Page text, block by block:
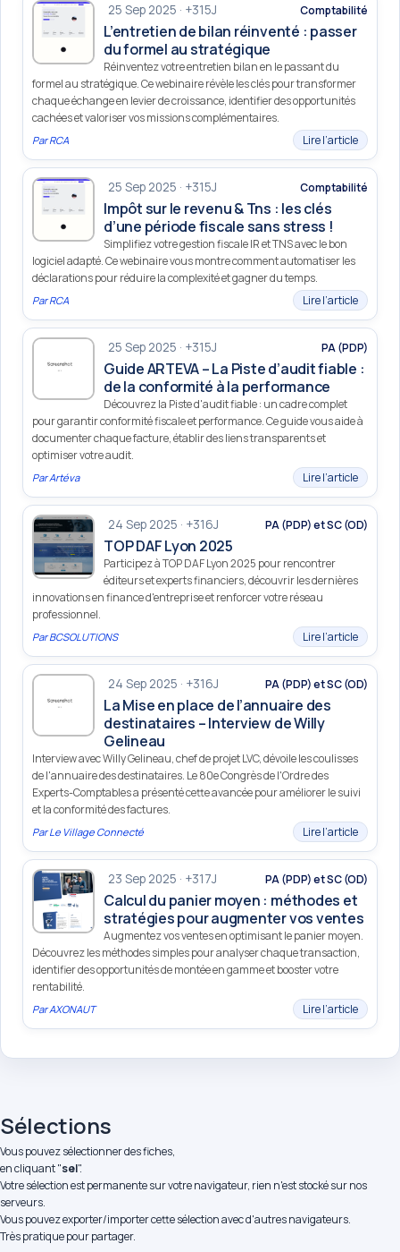
25 Sep 2025 · +315J Comptabilité
L’entretien de bilan réinventé : passer
du formel au stratégique
Réinventez votre entretien bilan en le passant du
formel au stratégique. Ce webinaire révèle les clés pour transformer
chaque échange en levier de croissance, identifier des opportunités
cachées et valoriser vos missions complémentaires.
ParRCA Lire l’article
25 Sep 2025 · +315J Comptabilité
Impôt sur le revenu & Tns : les clés
d’une période fiscale sans stress !
Simplifiez votre gestion fiscale IR et TNS avec le bon
logiciel adapté. Ce webinaire vous montre comment automatiser les
déclarations pour réduire la complexité et gagner du temps.
ParRCA Lire l’article
25 Sep 2025 · +315J PA (PDP)
Guide ARTEVA – La Piste d’audit fiable :
de la conformité à la performance
Découvrez la Piste d'audit fiable : un cadre complet
pour garantir conformité fiscale et performance. Ce guide vous aide à
documenter chaque facture, établir des liens transparents et
optimiser votre audit.
ParArtéva Lire l’article
24 Sep 2025 · +316J PA (PDP) et SC (OD)
TOP DAF Lyon 2025
Participez à TOP DAF Lyon 2025 pour rencontrer
éditeurs et experts financiers, découvrir les dernières
innovations en finance d'entreprise et renforcer votre réseau
professionnel.
ParBCSOLUTIONS Lire l’article
24 Sep 2025 · +316J PA (PDP) et SC (OD)
La Mise en place de l’annuaire des
destinataires – Interview de Willy
Gelineau
Interview avec Willy Gelineau, chef de projet LVC, dévoile les coulisses
de l'annuaire des destinataires. Le 80e Congrès de l'Ordre des
Experts-Comptables a présenté cette avancée pour améliorer le suivi
et la conformité des factures.
ParLe Village Connecté Lire l’article
23 Sep 2025 · +317J PA (PDP) et SC (OD)
Calcul du panier moyen : méthodes et
stratégies pour augmenter vos ventes
Augmentez vos ventes en optimisant le panier moyen.
Découvrez les méthodes simples pour analyser chaque transaction,
identifier des opportunités de montée en gamme et booster votre
rentabilité.
ParAXONAUT Lire l’article
Sélections
Vous pouvez sélectionner des fiches,
en cliquant "sel".
Votre sélection est permanente sur votre navigateur, rien n'est stocké sur nos
serveurs.
Vous pouvez exporter/importer cette sélection avec d'autres navigateurs.
Très pratique pour partager.